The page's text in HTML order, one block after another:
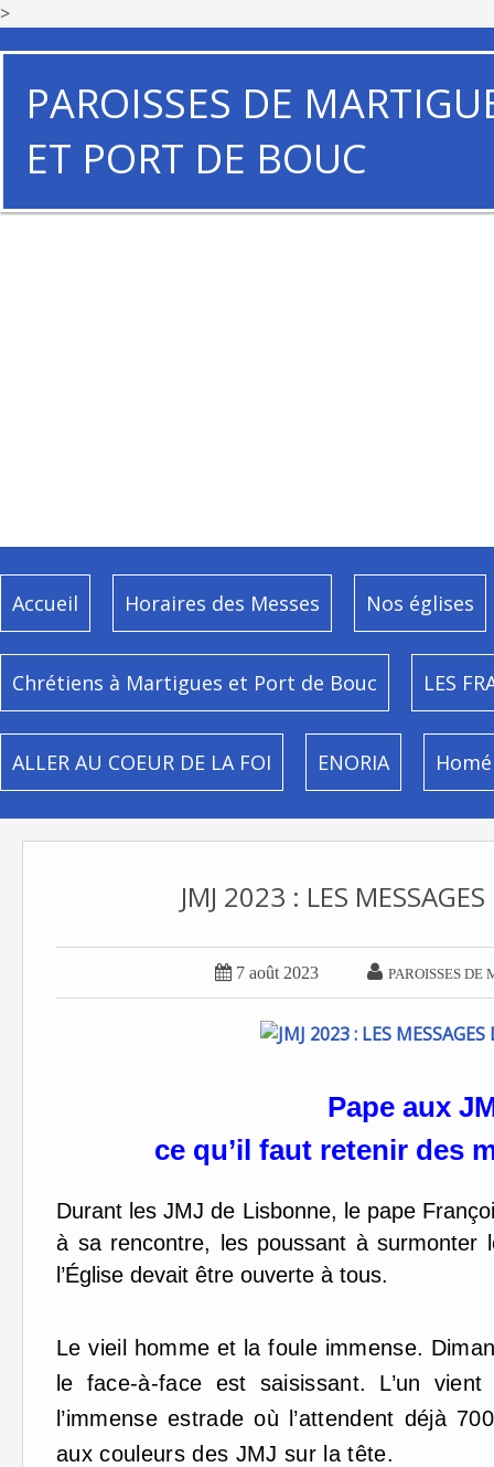
>
PAROISSES DE
ET PORT DE BOUC
Accueil Horaires des Messes Nos églises
Chrétiens à Martigues et Port de Bouc LES
ALLER AU COEUR DE LA FOI ENORIA
JMJ 2023 : LES
 7 août 2023  PAROISSES DE
Pape aux
ce qu’il faut retenir des
Durant les JMJ de Lisbonne, le pape
à sa rencontre, les poussant à surmonter
l’Église devait être ouverte à tous.
Le vieil homme et la foule immense.
le face-à-face est saisissant. L’un
l’immense estrade où l’attendent déjà
aux couleurs des JMJ sur la tête.